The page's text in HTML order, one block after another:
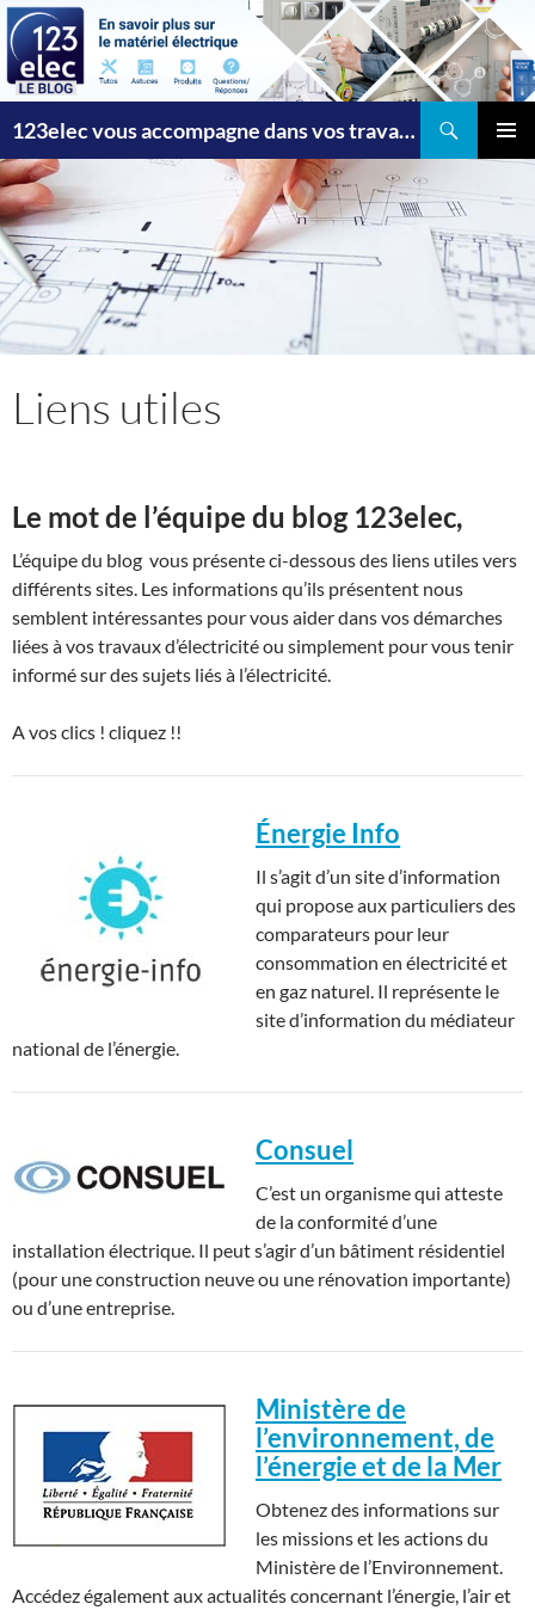
123elec vous accompagne dans vos travaux
MENU
AU
CONTENU
Liens utiles
Le mot de l’équipe du blog 123elec,
L’équipe du blog vous présente ci-dessous des liens utiles vers
différents sites. Les informations qu’ils présentent nous
semblent intéressantes pour vous aider dans vos démarches
liées à vos travaux d’électricité ou simplement pour vous tenir
informé sur des sujets liés à l’électricité.
A vos clics ! cliquez !!
Énergie Info
Il s’agit d’un site d’information
qui propose aux particuliers des
comparateurs pour leur
consommation en électricité et
en gaz naturel. Il représente le
site d’information du médiateur
national de l’énergie.
Consuel
C’est un organisme qui atteste
de la conformité d’une
installation électrique. Il peut s’agir d’un bâtiment résidentiel
(pour une construction neuve ou une rénovation importante)
ou d’une entreprise.
Ministère de
l’environnement, de
l’énergie et de la Mer
Obtenez des informations sur
les missions et les actions du
Ministère de l’Environnement.
Accédez également aux actualités concernant l’énergie, l’air et